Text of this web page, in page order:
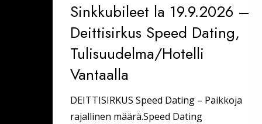
Sinkkubileet la 19.9.2026 –
Deittisirkus Speed Dating,
Tulisuudelma/Hotelli
Vantaalla
DEITTISIRKUS Speed Dating – Paikkoja
rajallinen määrä.Speed Dating